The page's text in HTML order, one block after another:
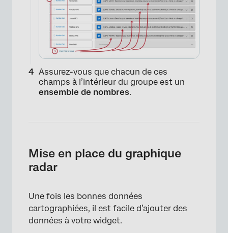
Assurez-vous que chacun de ces
champs à l’intérieur du groupe est un
ensemble de nombres.
Mise en place du graphique
radar
Une fois les bonnes données
cartographiées, il est facile d’ajouter des
données à votre widget.